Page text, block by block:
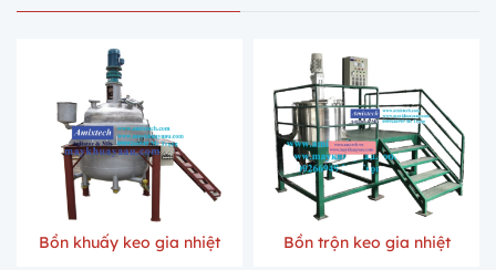
Bồn khuấy keo gia nhiệt Bồn trộn keo gia nhiệt